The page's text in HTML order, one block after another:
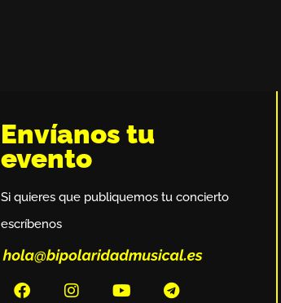
Envíanos tu
evento
Si quieres que publiquemos tu concierto
escríbenos